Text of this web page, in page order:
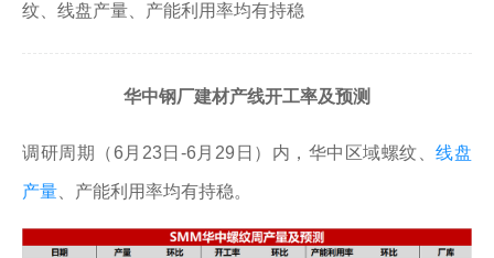
纹、线盘产量、产能利用率均有持稳
华中钢厂建材产线开工率及预测
调研周期（6月23日-6月29日）内，华中区域螺纹、线盘
产量 、产能利用率均有持稳。